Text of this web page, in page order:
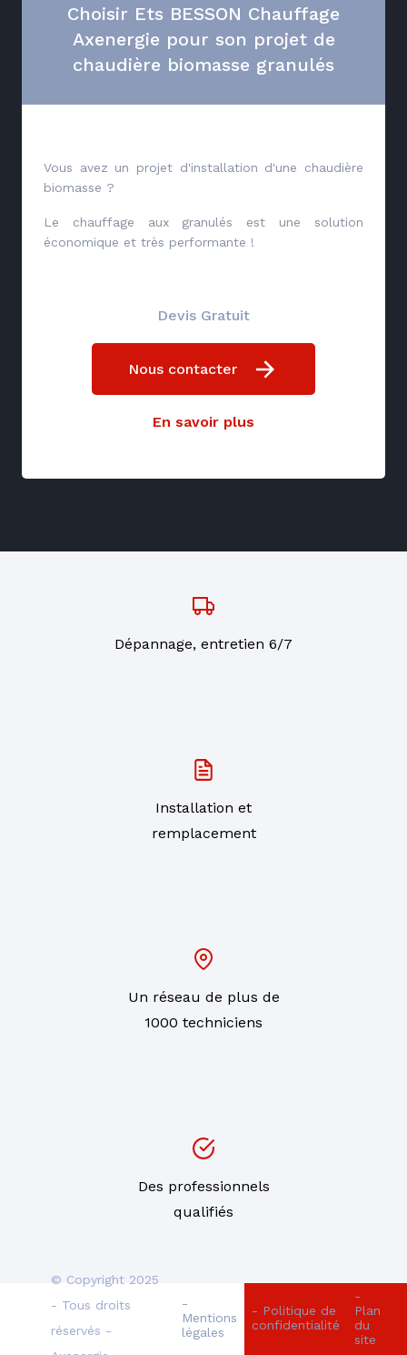
Choisir Ets BESSON Chauffage
Axenergie pour son projet de
chaudière biomasse granulés
Vous avez un projet d'installation d'une chaudière
biomasse ?
Le chauffage aux granulés est une solution
économique et très performante !
Devis Gratuit
Nous contacter
En savoir plus
Dépannage, entretien 6/7
Installation et
remplacement
Un réseau de plus de
1000 techniciens
Des professionnels
qualifiés
© Copyright 2025
- Tous droits
réservés -
-
Mentions
légales
- Politique de
confidentialité
-
Plan
du
site